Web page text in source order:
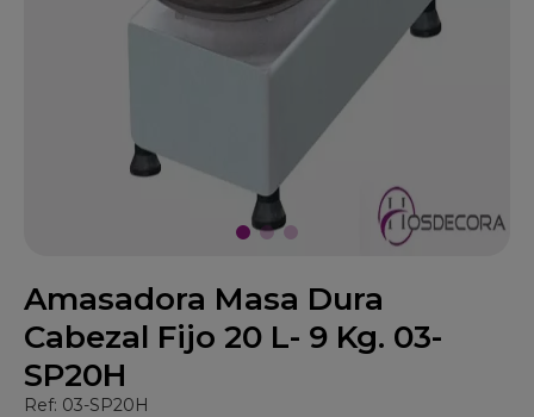
Amasadora Masa Dura
Cabezal Fijo 20 L- 9 Kg. 03-
SP20H
Ref: 03-SP20H